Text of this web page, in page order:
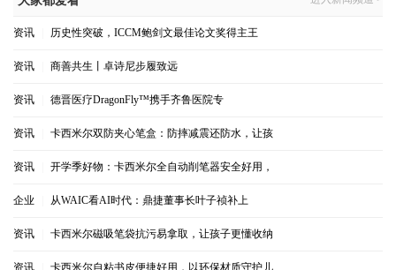
资讯 历史性突破，ICCM鲍剑文最佳论文奖得主王
资讯 商善共生丨卓诗尼步履致远
资讯 德晋医疗DragonFly™携手齐鲁医院专
资讯 卡西米尔双防夹心笔盒：防摔减震还防水，让孩
资讯 开学季好物：卡西米尔全自动削笔器安全好用，
企业 从WAIC看AI时代：鼎捷董事长叶子祯补上
资讯 卡西米尔磁吸笔袋抗污易拿取，让孩子更懂收纳
资讯 卡西米尔自粘书皮便捷好用，以环保材质守护儿